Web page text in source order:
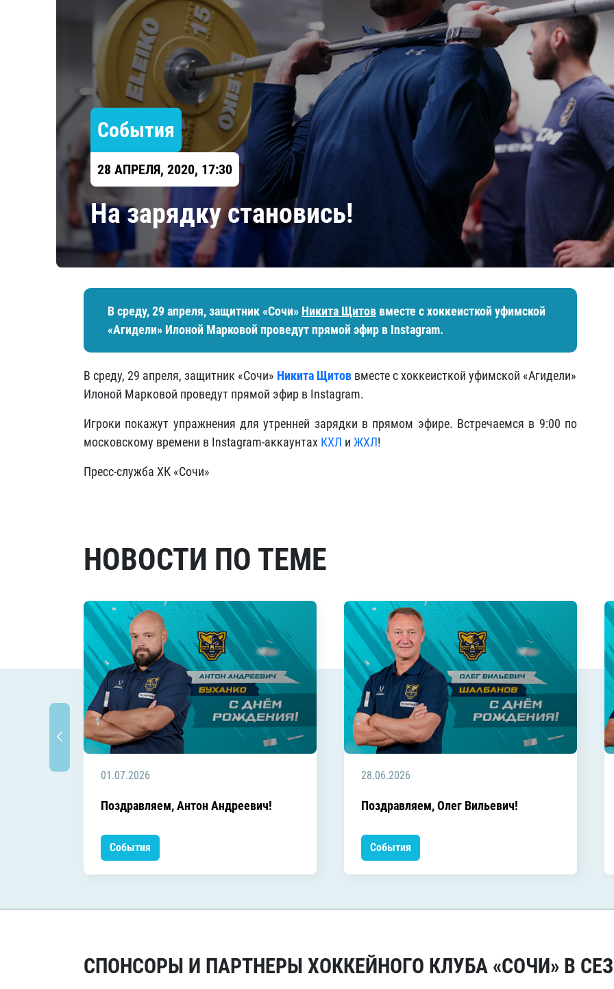
Локомотив
Северсталь
ЦСКА
Шанхайские Драконы
Барыс
Салават Юлаев
Сибирь
События
28 АПРЕЛЯ, 2020, 17:30
​На зарядку становись!
В среду, 29 апреля, защитник «Сочи» Никита Щитов вместе с хоккеисткой уфимской
«Агидели» Илоной Марковой проведут прямой эфир в Instagram.
В среду, 29 апреля, защитник «Сочи» Никита Щитов вместе с хоккеисткой уфимской «Агидели»
Илоной Марковой проведут прямой эфир в Instagram.
Игроки покажут упражнения для утренней зарядки в прямом эфире. Встречаемся в 9:00 по
московскому времени в Instagram-аккаунтах КХЛ и ЖХЛ!
Пресс-служба ХК «Сочи»
НОВОСТИ ПО ТЕМЕ
01.07.2026
Поздравляем, Антон Андреевич!
События
28.06.2026
Поздравляем, Олег Вильевич!
События
СПОНСОРЫ И ПАРТНЕРЫ ХОККЕЙНОГО КЛУБА «СОЧИ» В